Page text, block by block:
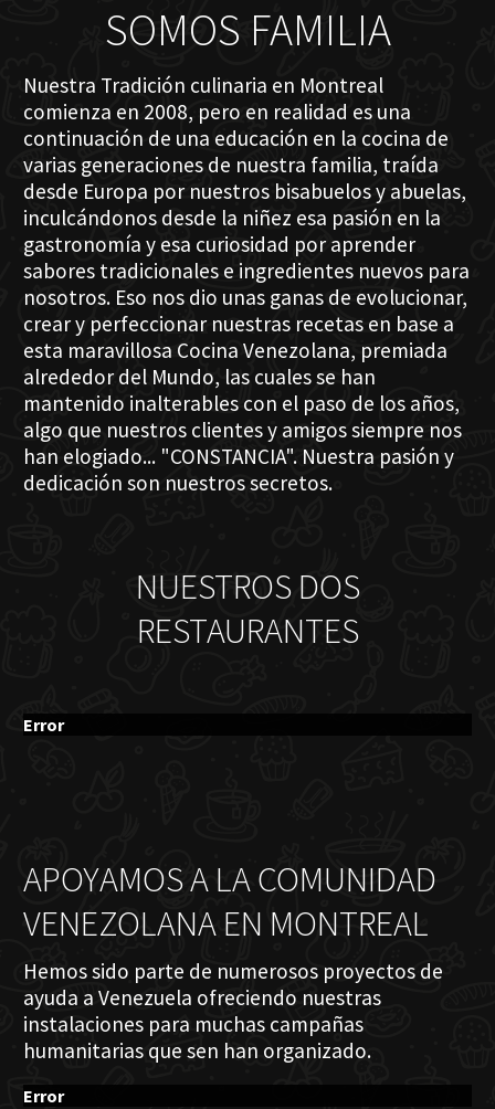
SOMOS FAMILIA
Nuestra Tradición culinaria en Montreal
comienza en 2008, pero en realidad es una
continuación de una educación en la cocina de
varias generaciones de nuestra familia, traída
desde Europa por nuestros bisabuelos y abuelas,
inculcándonos desde la niñez esa pasión en la
gastronomía y esa curiosidad por aprender
sabores tradicionales e ingredientes nuevos para
nosotros. Eso nos dio unas ganas de evolucionar,
crear y perfeccionar nuestras recetas en base a
esta maravillosa Cocina Venezolana, premiada
alrededor del Mundo, las cuales se han
mantenido inalterables con el paso de los años,
algo que nuestros clientes y amigos siempre nos
han elogiado... "CONSTANCIA". Nuestra pasión y
dedicación son nuestros secretos.
NUESTROS DOS
RESTAURANTES
Error
APOYAMOS A LA COMUNIDAD
VENEZOLANA EN MONTREAL
Hemos sido parte de numerosos proyectos de
ayuda a Venezuela ofreciendo nuestras
instalaciones para muchas campañas
humanitarias que sen han organizado.
Error